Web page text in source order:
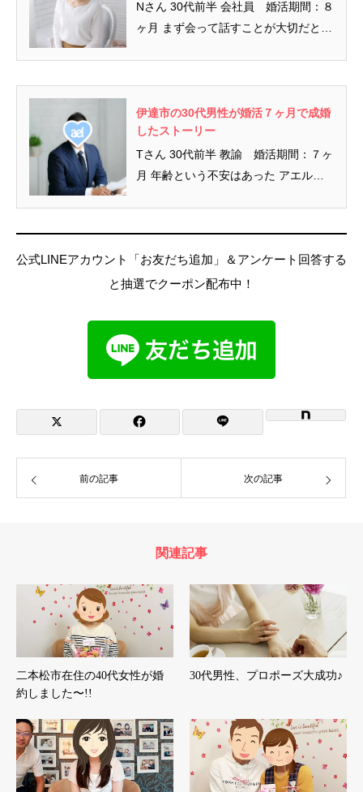
Nさん 30代前半 会社員 婚活期間：８
ヶ月 まず会って話すことが大切だと思
伊達市の30代男性が婚活７ヶ月で成婚
したストーリー
Tさん 30代前半 教諭 婚活期間：７ヶ
月 年齢という不安はあった アエルふ
公式LINEアカウント「お友だち追加」＆アンケート回答する
と抽選でクーポン配布中！
前の記事 次の記事
関連記事
二本松市在住の40代女性が婚
約しました〜!!
30代男性、プロポーズ大成功♪